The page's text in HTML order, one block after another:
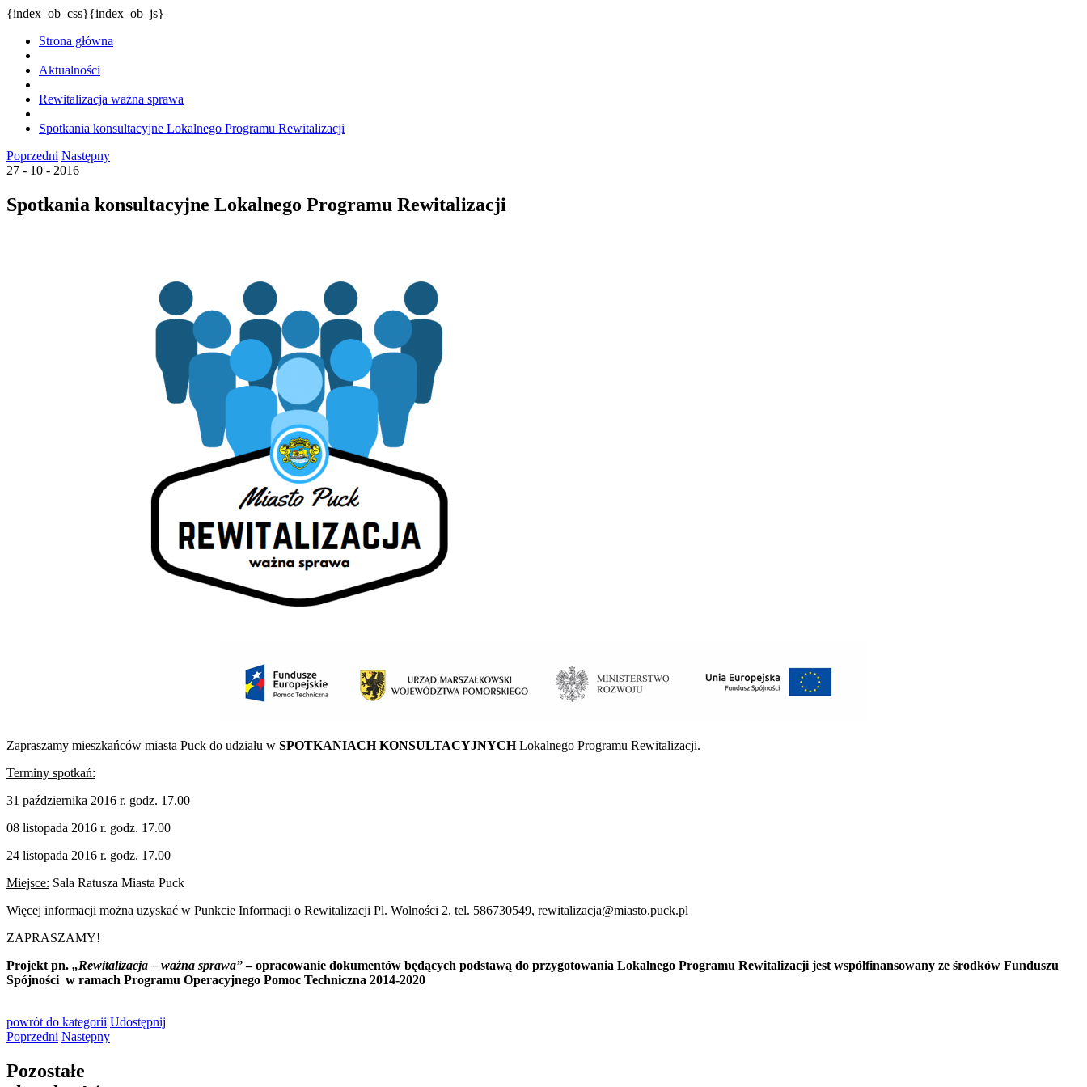
{index_ob_css}{index_ob_js}
Strona główna
Aktualności
Rewitalizacja ważna sprawa
Spotkania konsultacyjne Lokalnego Programu Rewitalizacji
Poprzedni Następny
27 - 10 - 2016
Spotkania konsultacyjne Lokalnego Programu Rewitalizacji
Zapraszamy mieszkańców miasta Puck do udziału w SPOTKANIACH KONSULTACYJNYCHLokalnego Programu Rewitalizacji.
Terminy spotkań:
31 października 2016 r. godz. 17.00
08 listopada 2016 r. godz. 17.00
24 listopada 2016 r. godz. 17.00
Miejsce: Sala Ratusza Miasta Puck
Więcej informacji można uzyskać w Punkcie Informacji o Rewitalizacji Pl. Wolności 2, tel. 586730549, rewitalizacja@miasto.puck.pl
ZAPRASZAMY!
Projekt pn. „Rewitalizacja – ważna sprawa”– opracowanie dokumentów będących podstawą do przygotowania Lokalnego Programu Rewitalizacji jest współfinansowany ze środków Funduszu
Spójności w ramach Programu Operacyjnego Pomoc Techniczna 2014-2020
powrót do kategorii Udostępnij
Poprzedni Następny
Pozostałe